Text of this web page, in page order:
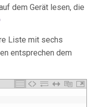
dem Gerät lesen, die
Liste mit sechs
entsprechen dem